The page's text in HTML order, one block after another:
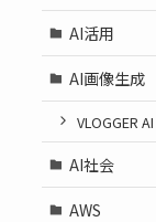
AI活用
AI画像生成
VLOGGER AI
AI社会
AWS